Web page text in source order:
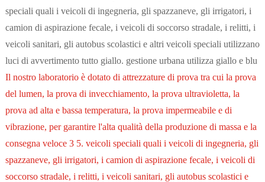
speciali quali i veicoli di ingegneria, gli spazzaneve, gli irrigatori, i
camion di aspirazione fecale, i veicoli di soccorso stradale, i relitti, i
veicoli sanitari, gli autobus scolastici e altri veicoli speciali utilizzano
luci di avvertimento tutto giallo. gestione urbana utilizza giallo e blu
Il nostro laboratorio è dotato di attrezzature di prova tra cui la prova
del lumen, la prova di invecchiamento, la prova ultravioletta, la
prova ad alta e bassa temperatura, la prova impermeabile e di
vibrazione, per garantire l'alta qualità della produzione di massa e la
consegna veloce 3 5. veicoli speciali quali i veicoli di ingegneria, gli
spazzaneve, gli irrigatori, i camion di aspirazione fecale, i veicoli di
soccorso stradale, i relitti, i veicoli sanitari, gli autobus scolastici e